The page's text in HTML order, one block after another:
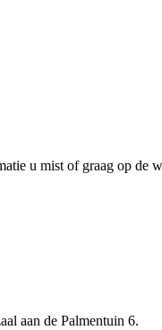
u mist of graag op de
aan de Palmentuin 6.